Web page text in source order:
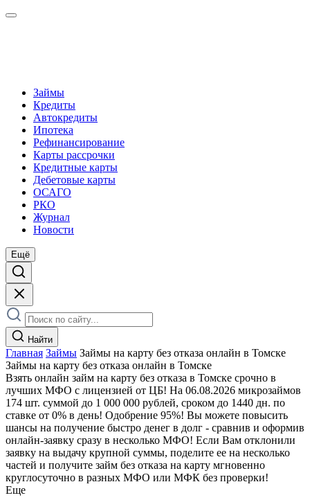
Займы
Кредиты
Автокредиты
Ипотека
Рефинансирование
Карты рассрочки
Кредитные карты
Дебетовые карты
ОСАГО
РКО
Журнал
Новости
Ещё
Найти
Главная Займы Займы на карту без отказа онлайн в Томске
Займы на карту без отказа онлайн в Томске
Взять онлайн займ на карту без отказа в Томске срочно в
лучших МФО с лицензией от ЦБ! На 06.08.2026 микрозаймов
174 шт. суммой до 1 000 000 рублей, сроком до 1440 дн. по
ставке от 0% в день! Одобрение 95%! Вы можете повысить
шансы на получение быстро денег в долг - сравнив и оформив
онлайн-заявку сразу в несколько МФО! Если Вам отклонили
заявку на выдачу крупной суммы, поделите ее на несколько
частей и получите займ без отказа на карту мгновенно
круглосуточно в разных МФО или МФК без проверки!
Еще